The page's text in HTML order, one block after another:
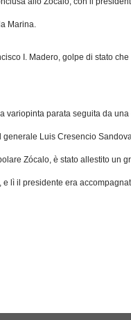
Marina.
I. Madero, golpe di stato
variopinta parata seguita da
Luis Cresencio
Zócalo, è stato allestito un
lì il presidente era